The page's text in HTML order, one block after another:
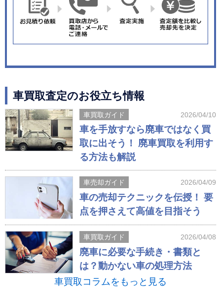
車買取査定のお役立ち情報
車買取ガイド 2026/04/10
車を手放すなら廃車ではなく買
取に出そう！ 廃車買取を利用す
る方法も解説
車売却ガイド 2026/04/09
車の売却テクニックを伝授！ 要
点を押さえて高値を目指そう
車買取ガイド 2026/04/08
廃車に必要な手続き・書類と
は？動かない車の処理方法
車買取コラムをもっと見る